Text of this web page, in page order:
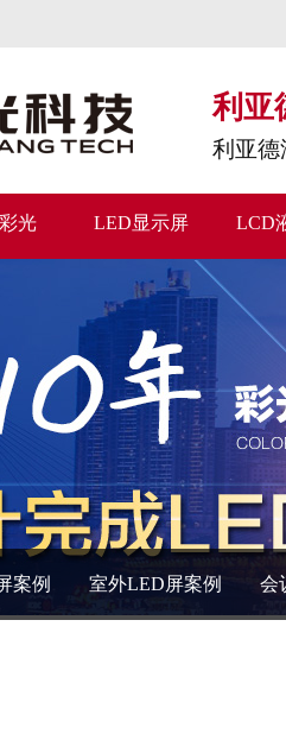
利亚
利亚德
光 LED显示屏 LCD
案例 室外LED屏案例 会